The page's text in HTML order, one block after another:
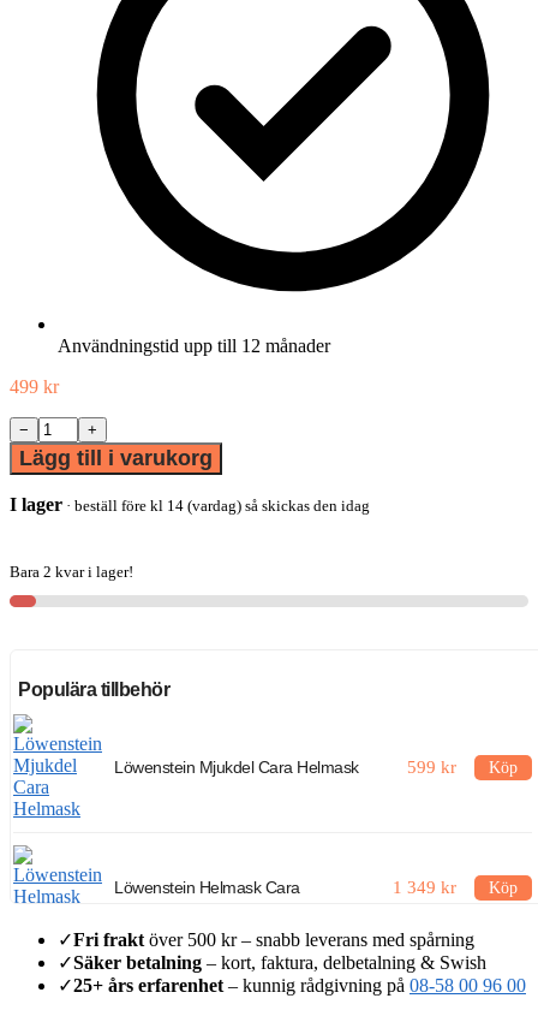
Användningstid upp till 12 månader
499 kr
Löwenstein
Huvudband
Cara
mängd
− +
Lägg till i varukorg
I lager · beställ före kl 14 (vardag) så skickas den idag
Bara 2 kvar i lager!
Populära tillbehör
Löwenstein Mjukdel Cara Helmask 599 kr Köp
Löwenstein Helmask Cara 1 349 kr Köp
✓Fri frakt över 500 kr – snabb leverans med spårning
✓Säker betalning – kort, faktura, delbetalning & Swish
✓25+ års erfarenhet – kunnig rådgivning på 08-58 00 96 00